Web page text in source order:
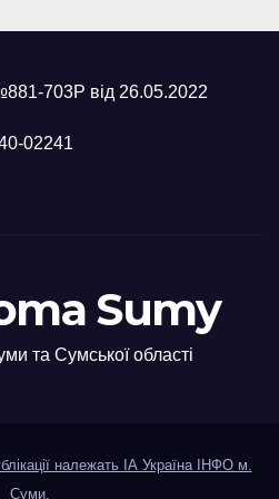
703Р від 26.05.2022
02241
Sumy
та Сумської області
належать ІА Україна ІНФО м.
Суми